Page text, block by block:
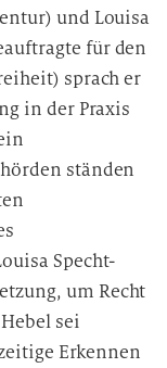
und Louisa
für den
sprach er
in der Praxis
ständen
Specht-
um Recht
sei
Erkennen